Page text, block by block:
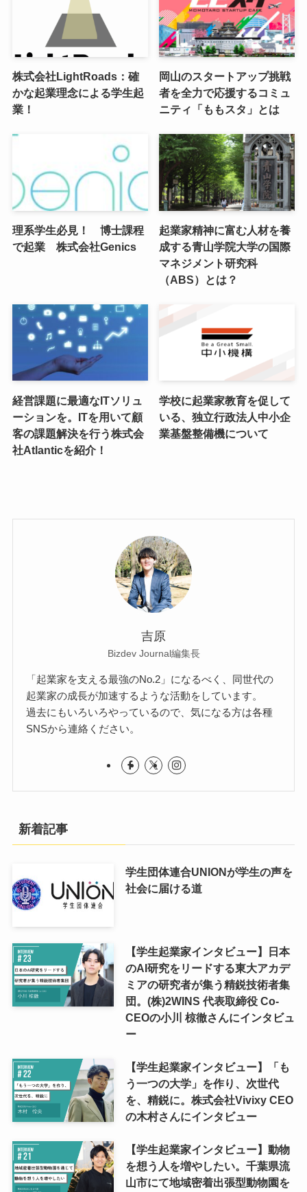
株式会社LightRoads：確
かな起業理念による学生起
業！
岡山のスタートアップ挑戦
者を全力で応援するコミュ
ニティ「ももスタ」とは
理系学生必見！ 博士課程
で起業 株式会社Genics
起業家精神に富む人材を養
成する青山学院大学の国際
マネジメント研究科
（ABS）とは？
経営課題に最適なITソリュ
ーションを。ITを用いて顧
客の課題解決を行う株式会
社Atlanticを紹介！
学校に起業家教育を促して
いる、独立行政法人中小企
業基盤整備機について
吉原
Bizdev Journal編集長
「起業家を支える最強のNo.2」になるべく、同世代の
起業家の成長が加速するような活動をしています。
過去にもいろいろやっているので、気になる方は各種
SNSから連絡ください。
新着記事
学生団体連合UNIONが学生の声を
社会に届ける道
【学生起業家インタビュー】日本
のAI研究をリードする東大アカデ
ミアの研究者が集う精鋭技術者集
団。(株)2WINS 代表取締役 Co-
CEOの小川 椋徹さんにインタビュ
ー
【学生起業家インタビュー】「も
う一つの大学」を作り、次世代
を、精鋭に。株式会社Vivixy CEO
の木村さんにインタビュー
【学生起業家インタビュー】動物
を想う人を増やしたい。千葉県流
山市にて地域密着出張型動物園を